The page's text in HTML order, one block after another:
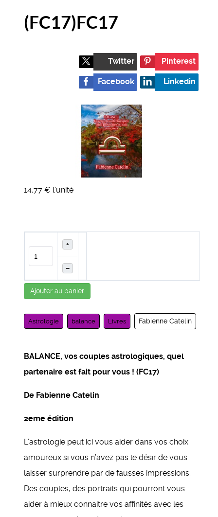
(FC17)FC17
Twitter Pinterest
Facebook Linkedin
14,77 € l'unité
+
–
Ajouter au panier
Astrologie balance Livres Fabienne Catelin
BALANCE, vos couples astrologiques, quel
partenaire est fait pour vous ! (FC17)
De Fabienne Catelin
2eme édition
L’astrologie peut ici vous aider dans vos choix
amoureux si vous n’avez pas le désir de vous
laisser surprendre par de fausses impressions.
Des couples, des portraits qui pourront vous
aider à mieux connaitre vos affinités avec les